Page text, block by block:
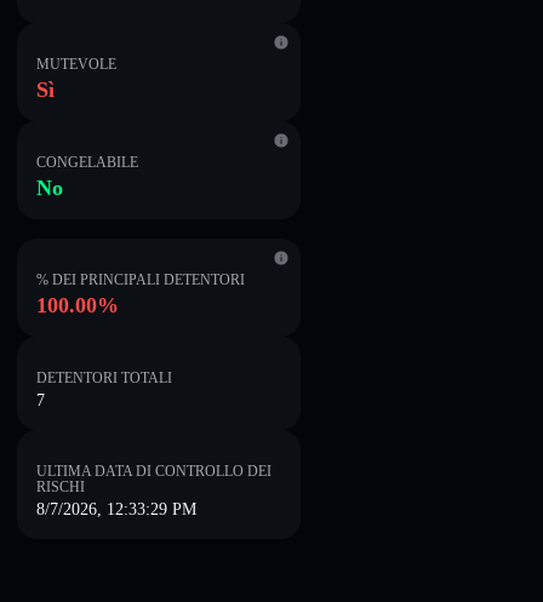
MUTEVOLE
Sì
CONGELABILE
No
% DEI PRINCIPALI DETENTORI
100.00%
DETENTORI TOTALI
7
ULTIMA DATA DI CONTROLLO DEI
RISCHI
8/7/2026, 12:33:29 PM